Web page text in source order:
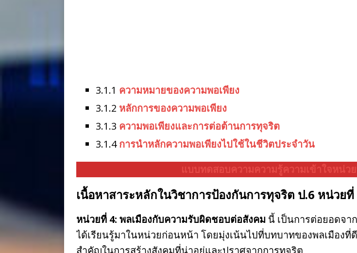
3.1.1 ความหมายของความพอเพียง
3.1.2 หลักการของความพอเพียง
3.1.3 ความพอเพียงและการต่อต้านการทุจริต
3.1.4การนำหลักความพอเพียงไปใช้ในชีวิตประจำวัน
แบบทดสอบความความรู้ความเข้าใจหน่ว
เนื้อหาสาระหลักในวิชาการป้องกันการทุจริต ป.6 หน่วย
หน่วยที่ 4: พลเมืองกับความรับผิดชอบต่อสังคม นี้ เป็นการต่อยอดจา
ได้เรียนรู้มาในหน่วยก่อนหน้า โดยมุ่งเน้นไปที่บทบาทของพลเมือง
สำคัญในการสร้างสังคมที่น่าอยู่และปราศจากการทุจริต